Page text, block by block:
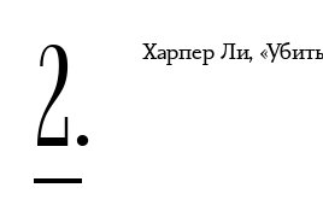
2. Харпер Ли,